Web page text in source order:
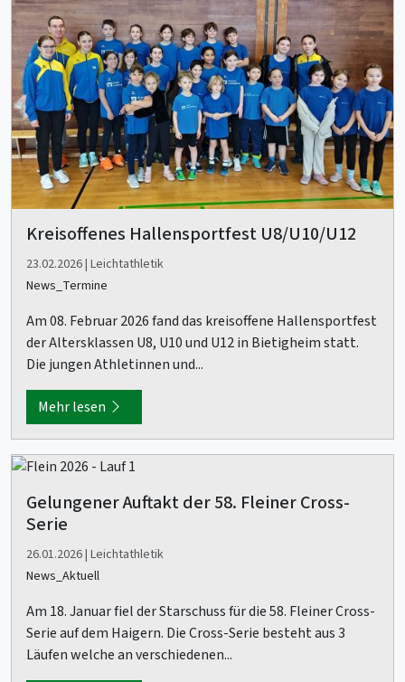
Kreisoffenes Hallensportfest U8/U10/U12
23.02.2026 | Leichtathletik
News_Termine
Am 08. Februar 2026 fand das kreisoffene Hallensportfest
der Altersklassen U8, U10 und U12 in Bietigheim statt.
Die jungen Athletinnen und...
Mehr lesen
Gelungener Auftakt der 58. Fleiner Cross-
Serie
26.01.2026 | Leichtathletik
News_Aktuell
Am 18. Januar fiel der Starschuss für die 58. Fleiner Cross-
Serie auf dem Haigern. Die Cross-Serie besteht aus 3
Läufen welche an verschiedenen...